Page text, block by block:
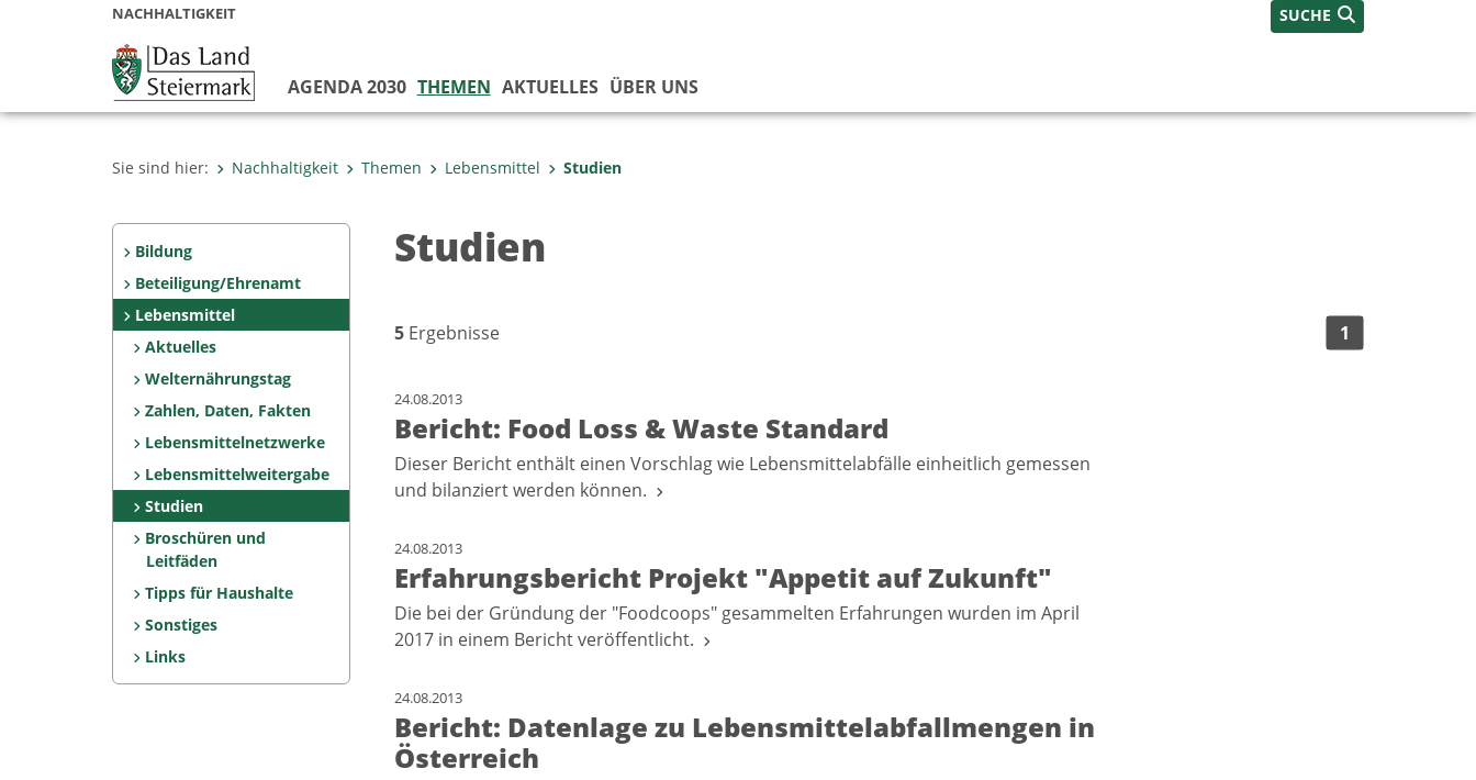
NACHHALTIGKEIT SUCHE
AGENDA 2030 THEMEN AKTUELLES ÜBER UNS
Sie sind hier: Nachhaltigkeit Themen Lebensmittel Studien
Bildung
Beteiligung/Ehrenamt
Lebensmittel
Aktuelles
Welternährungstag
Zahlen, Daten, Fakten
Lebensmittelnetzwerke
Lebensmittelweitergabe
Studien
Broschüren und
Leitfäden
Tipps für Haushalte
Sonstiges
Links
Studien
5Ergebnisse 1
24.08.2013
Bericht: Food Loss & Waste Standard
Dieser Bericht enthält einen Vorschlag wie Lebensmittelabfälle einheitlich gemessen
und bilanziert werden können.
24.08.2013
Erfahrungsbericht Projekt "Appetit auf Zukunft"
Die bei der Gründung der "Foodcoops" gesammelten Erfahrungen wurden im April
2017 in einem Bericht veröffentlicht.
24.08.2013
Bericht: Datenlage zu Lebensmittelabfallmengen in
Österreich